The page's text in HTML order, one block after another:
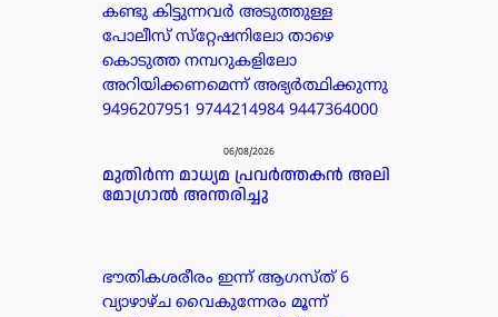
കണ്ടു കിട്ടുന്നവർ അടുത്തുള്ള
പോലീസ് സ്‌റ്റേഷനിലോ താഴെ
കൊടുത്ത നമ്പറുകളിലോ
അറിയിക്കണമെന്ന് അഭ്യർത്ഥിക്കുന്നു
9496207951 9744214984 9447364000
06/08/2026
മുതിർന്ന മാധ്യമ പ്രവർത്തകൻ അലി
മോഗ്രാൽ അന്തരിച്ചു
ഭൗതികശരീരം ഇന്ന് ആഗസ്ത് 6
വ്യാഴാഴ്ച വൈകുന്നേരം മൂന്ന്